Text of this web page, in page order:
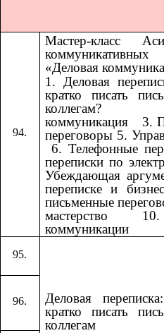
Мастер-класс
«Деловая
1. Деловая
кратко писать
коллегам?
коммуникация ​​​​ 3.
переговоры 5.
6. Телефонные
переписки по
Убеждающая
переписке и
письменные
мастерство ​​ 10.
коммуникации​​
Деловая
кратко писать
коллегам